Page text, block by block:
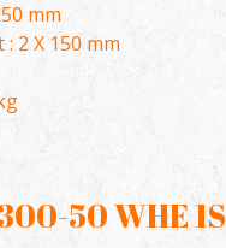
mm
2 X 150 mm
50 WHE 1S